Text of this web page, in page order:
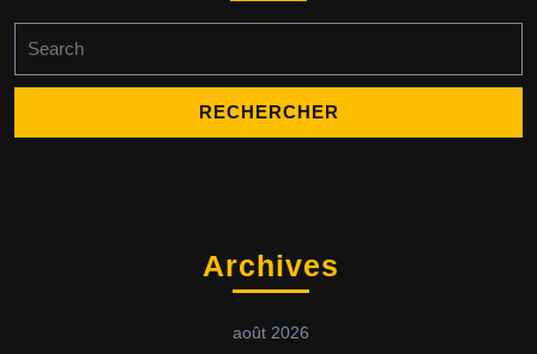
for:
Archives
août 2026